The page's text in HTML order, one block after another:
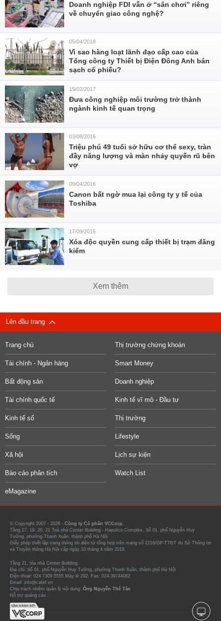
Doanh nghiệp FDI vẫn ở “sân chơi” riêng
về chuyển giao công nghệ?
05/04/2018
Vì sao hàng loạt lãnh đạo cấp cao của
Tổng công ty Thiết bị Điện Đông Anh bán
sạch cổ phiếu?
15/02/2017
Đưa công nghiệp môi trường trở thành
ngành kinh tế quan trọng
03/08/2016
Triệu phú 49 tuổi sở hữu cơ thể sexy, tràn
đầy năng lượng và màn nhảy quyến rũ bên
vợ
09/04/2016
Canon bất ngờ mua lại công ty y tế của
Toshiba
17/09/2015
Xóa độc quyền cung cấp thiết bị trạm đăng
kiểm
Xem thêm
Lên đầu trang
Trang chủ Thị trường chứng khoán
Tài chính - Ngân hàng Smart Money
Bất động sản Doanh nghiệp
Tài chính quốc tế Kinh tế vĩ mô - Đầu tư
Kinh tế số Thị trường
Sống Lifestyle
Xã hội Lịch sự kiện
Báo cáo phân tích Watch List
eMagazine
© Copyright 2007 - 2026 - Công ty Cổ phần VCCorp.
Tầng 17, 19, 20, 21 Toà nhà Center Building - Hapulico Complex, Số 01, phố Nguyễn Huy
Tưởng, phường Thanh Xuân, thành phố Hà Nội
Giấy phép thiết lập trang thông tin điện tử tổng hợp trên mạng số 2216/GP-TTĐT do Sở Thông tin
và Truyền thông Hà Nội cấp ngày 10 tháng 4 năm 2019.
Tầng 21, tòa nhà Center Building.
Địa chỉ: Số 01, phố Nguyễn Huy Tưởng, phường Thanh Xuân, thành phố Hà Nội
Điện thoại: 024 7309 5555 Máy lẻ 292. Fax: 024-39744082
Email: info@cafef.vn
Chịu trách nhiệm quản lý nội dung: Ông Nguyễn Thế Tân
Hỗ trợ quảng cáo :